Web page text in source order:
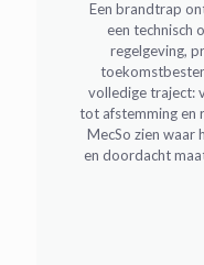
Een brandtrap
een technisch
regelgeving,
volledige traject:
tot afstemming en
MecSo zien waar
en doordacht